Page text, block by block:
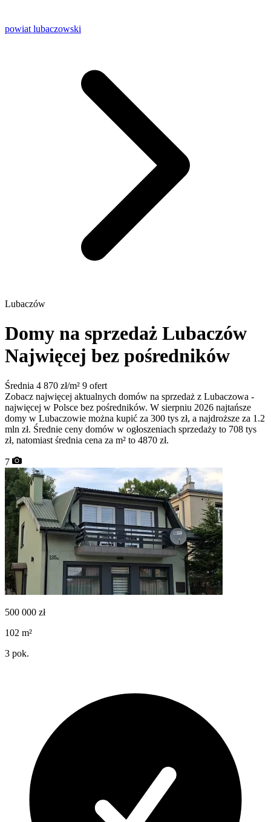
powiat lubaczowski
Lubaczów
Domy na sprzedaż Lubaczów
Najwięcej bez pośredników
Średnia 4 870 zł/m² 9 ofert
Zobacz najwięcej aktualnych domów na sprzedaż z Lubaczowa -
najwięcej w Polsce bez pośredników. W sierpniu 2026 najtańsze
domy w Lubaczowie można kupić za 300 tys zł, a najdroższe za 1.2
mln zł. Średnie ceny domów w ogłoszeniach sprzedaży to 708 tys
zł, natomiast średnia cena za m² to 4870 zł.
7
500 000 zł
102 m²
3 pok.